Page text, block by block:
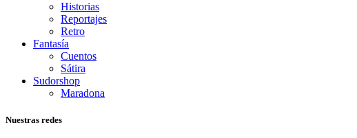
Historias
Reportajes
Retro
Fantasía
Cuentos
Sátira
Sudorshop
Maradona
Nuestras redes